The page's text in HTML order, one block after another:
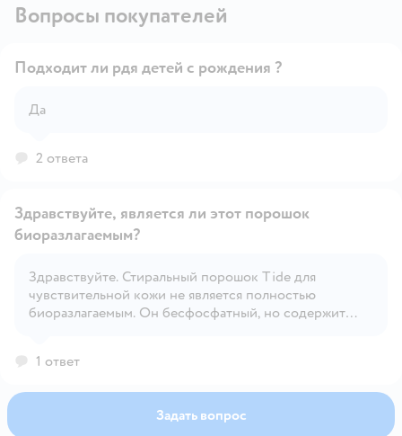
Вопросы покупателей
Подходит ли рдя детей с рождения ?
Да
2 ответа
Открыть вопрос
Здравствуйте, является ли этот порошок
биоразлагаемым?
Здравствуйте. Стиральный порошок Tide для
чувствительной кожи не является полностью
биоразлагаемым. Он бесфосфатный, но содержит
1 ответ
Задать вопрос